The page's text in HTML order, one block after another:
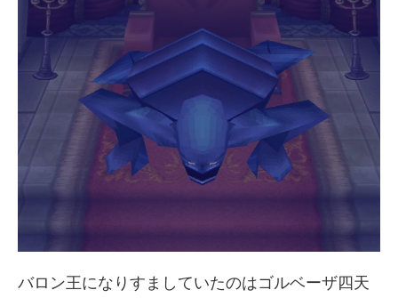
バロン王になりすましていたのはゴルベーザ四天